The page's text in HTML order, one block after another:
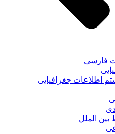
فارسی
اطلاعات جغرافیایی
الملل